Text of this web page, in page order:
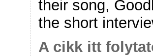
their song,
the short
A cikk itt